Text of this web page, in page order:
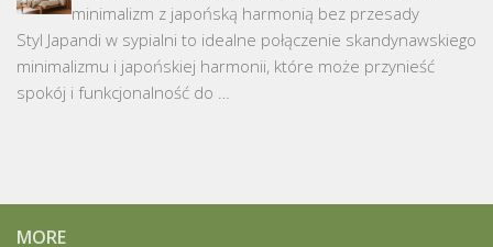
minimalizm z japońską harmonią bez przesady
Styl Japandi w sypialni to idealne połączenie skandynawskiego
minimalizmu i japońskiej harmonii, które może przynieść
spokój i funkcjonalność do …
MORE